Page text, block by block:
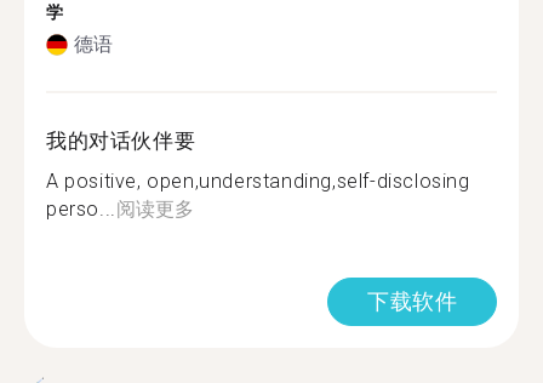
学
德语
我的对话伙伴要
A positive, open,understanding,self-disclosing
perso...阅读更多
下载软件